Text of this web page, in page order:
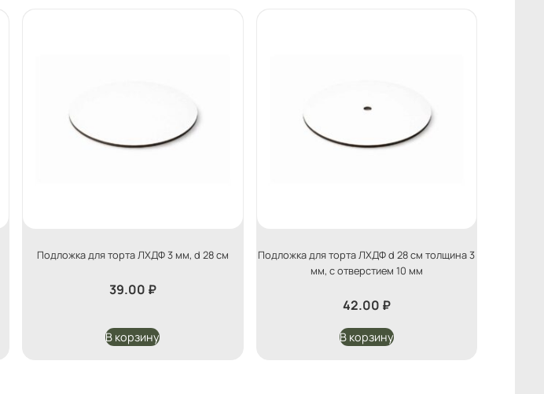
Подложка для торта ЛХДФ 3 мм, d 28 см
39.00 ₽
В корзину
Подложка для торта ЛХДФ d 28 см толщина 3
мм, с отверстием 10 мм
42.00 ₽
В корзину